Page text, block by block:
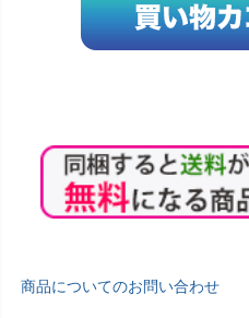
商品についてのお問い合わせ